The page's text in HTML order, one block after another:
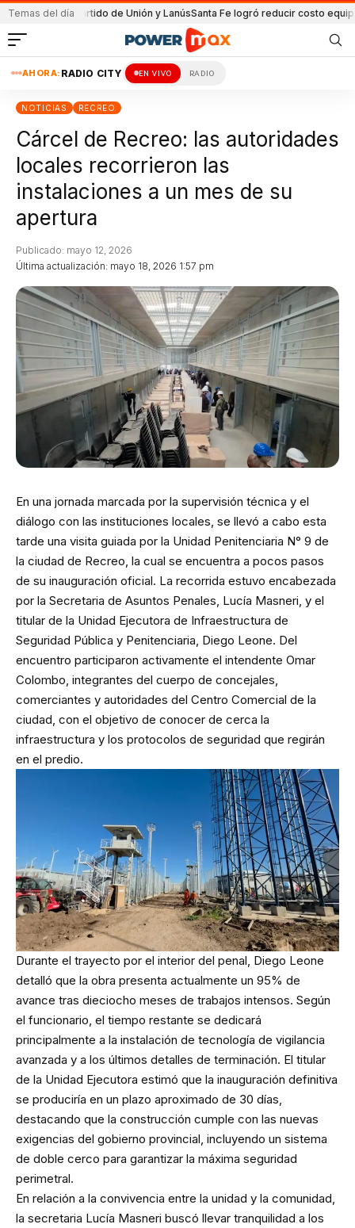
Temas del día
el partido de Unión y LanúsSanta Fe logró reducir costo equipamiento
AHORA: RADIO CITY EN VIVO RADIO
NOTICIAS RECREO
Cárcel de Recreo: las autoridades
locales recorrieron las
instalaciones a un mes de su
apertura
Última actualización: mayo 18, 2026 1:57 pm
Publicado: mayo 12, 2026
En una jornada marcada por la supervisión técnica y el
diálogo con las instituciones locales, se llevó a cabo esta
tarde una visita guiada por la Unidad Penitenciaria N° 9 de
la ciudad de Recreo, la cual se encuentra a pocos pasos
de su inauguración oficial. La recorrida estuvo encabezada
por la Secretaria de Asuntos Penales, Lucía Masneri, y el
titular de la Unidad Ejecutora de Infraestructura de
Seguridad Pública y Penitenciaria, Diego Leone. Del
encuentro participaron activamente el intendente Omar
Colombo, integrantes del cuerpo de concejales,
comerciantes y autoridades del Centro Comercial de la
ciudad, con el objetivo de conocer de cerca la
infraestructura y los protocolos de seguridad que regirán
en el predio.
Durante el trayecto por el interior del penal, Diego Leone
detalló que la obra presenta actualmente un 95% de
avance tras dieciocho meses de trabajos intensos. Según
el funcionario, el tiempo restante se dedicará
principalmente a la instalación de tecnología de vigilancia
avanzada y a los últimos detalles de terminación. El titular
de la Unidad Ejecutora estimó que la inauguración definitiva
se produciría en un plazo aproximado de 30 días,
destacando que la construcción cumple con las nuevas
exigencias del gobierno provincial, incluyendo un sistema
de doble cerco para garantizar la máxima seguridad
perimetral.
En relación a la convivencia entre la unidad y la comunidad,
la secretaria Lucía Masneri buscó llevar tranquilidad a los